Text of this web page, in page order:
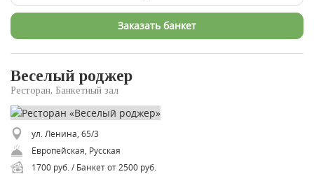
Заказать банкет
Веселый роджер
Ресторан, Банкетный зал
ул. Ленина, 65/3
Европейская, Русская
1700 руб. / Банкет от 2500 руб.